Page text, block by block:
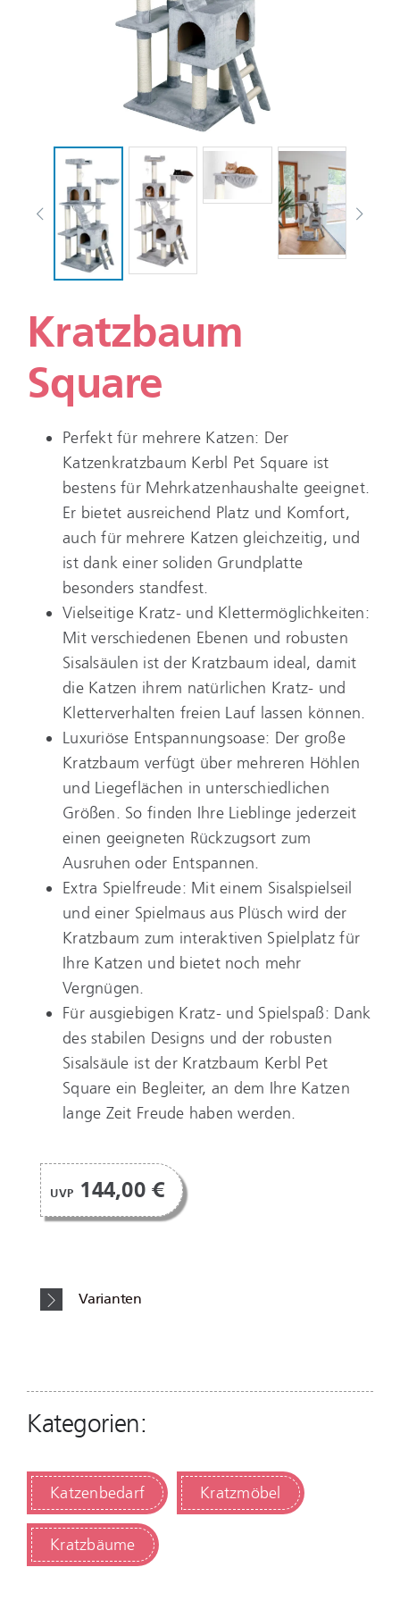
Kratzbaum
Square
Perfekt für mehrere Katzen: Der
Katzenkratzbaum Kerbl Pet Square ist
bestens für Mehrkatzenhaushalte geeignet.
Er bietet ausreichend Platz und Komfort,
auch für mehrere Katzen gleichzeitig, und
ist dank einer soliden Grundplatte
besonders standfest.
Vielseitige Kratz- und Klettermöglichkeiten:
Mit verschiedenen Ebenen und robusten
Sisalsäulen ist der Kratzbaum ideal, damit
die Katzen ihrem natürlichen Kratz- und
Kletterverhalten freien Lauf lassen können.
Luxuriöse Entspannungsoase: Der große
Kratzbaum verfügt über mehreren Höhlen
und Liegeflächen in unterschiedlichen
Größen. So finden Ihre Lieblinge jederzeit
einen geeigneten Rückzugsort zum
Ausruhen oder Entspannen.
Extra Spielfreude: Mit einem Sisalspielseil
und einer Spielmaus aus Plüsch wird der
Kratzbaum zum interaktiven Spielplatz für
Ihre Katzen und bietet noch mehr
Vergnügen.
Für ausgiebigen Kratz- und Spielspaß: Dank
des stabilen Designs und der robusten
Sisalsäule ist der Kratzbaum Kerbl Pet
Square ein Begleiter, an dem Ihre Katzen
lange Zeit Freude haben werden.
UVP 144,00 €
Varianten
Kategorien:
Katzenbedarf Kratzmöbel
Kratzbäume